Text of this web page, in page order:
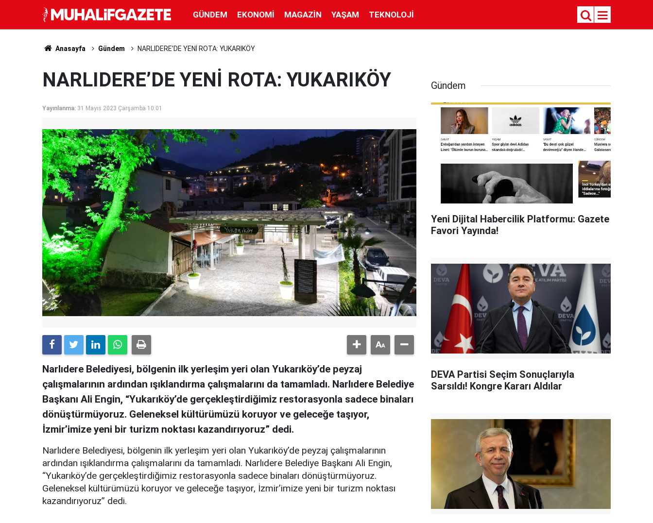
GÜNDEM EKONOMI MAGAZIN YAŞAM TEKNOLOJI
Anasayfa Gündem NARLIDERE’DE YENİ ROTA: YUKARIKÖY
NARLIDERE’DE YENİ ROTA: YUKARIKÖY
Yayınlanma: 31 Mayıs 2023 Çarşamba 10:01
Narlıdere Belediyesi, bölgenin ilk yerleşim yeri olan Yukarıköy’de peyzaj
çalışmalarının ardından ışıklandırma çalışmalarını da tamamladı. Narlıdere Belediye
Başkanı Ali Engin, “Yukarıköy’de gerçekleştirdiğimiz restorasyonla sadece binaları
dönüştürmüyoruz. Geleneksel kültürümüzü koruyor ve geleceğe taşıyor,
İzmir’imize yeni bir turizm noktası kazandırıyoruz” dedi.
Narlıdere Belediyesi, bölgenin ilk yerleşim yeri olan Yukarıköy’de peyzaj çalışmalarının
ardından ışıklandırma çalışmalarını da tamamladı. Narlıdere Belediye Başkanı Ali Engin,
“Yukarıköy’de gerçekleştirdiğimiz restorasyonla sadece binaları dönüştürmüyoruz.
Geleneksel kültürümüzü koruyor ve geleceğe taşıyor, İzmir’imize yeni bir turizm noktası
kazandırıyoruz” dedi.
Gündem
Yeni Dijital Habercilik Platformu: Gazete
Favori Yayında!
DEVA Partisi Seçim Sonuçlarıyla
Sarsıldı! Kongre Kararı Aldılar